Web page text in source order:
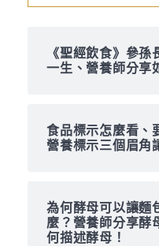
《聖經飲食》參
一生、營養師分享
食品標示怎麼看、
營養標示三個眉角
為何酵母可以讓麵
麼？營養師分享酵
何描述酵母！